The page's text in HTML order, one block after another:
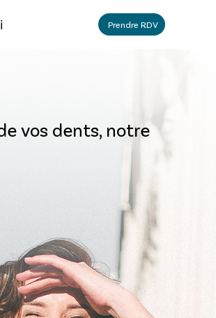
Prendre RDV
vos dents, notre